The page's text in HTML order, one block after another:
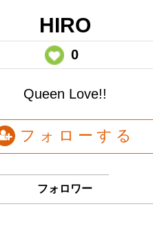
HIRO
0
Queen Love!!
フォローする
フォロワー